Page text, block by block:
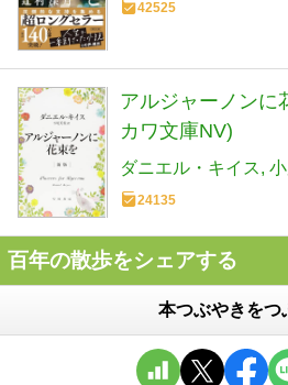
42525
アルジャーノンに
カワ文庫NV)
ダニエル・キイス
24135
百年の散歩をシェアする
本つぶやきをつ